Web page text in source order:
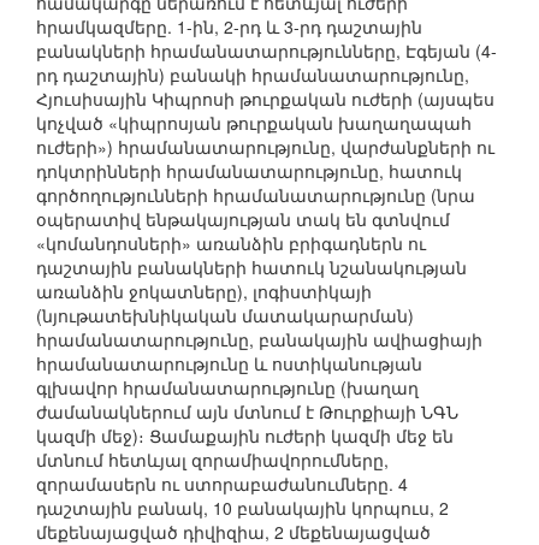
հրամկազմերը. 1-ին, 2-րդ և 3-րդ դաշտային
բանակների հրամանատարությունները, Էգեյան (4-
րդ դաշտային) բանակի հրամանատարությունը,
Հյուսիսային Կիպրոսի թուրքական ուժերի (այսպես
կոչված «կիպրոսյան թուրքական խաղաղապահ
ուժերի») հրամանատարությունը, վարժանքների ու
դոկտրինների հրամանատարությունը, հատուկ
գործողությունների հրամանատարությունը (նրա
օպերատիվ ենթակայության տակ են գտնվում
«կոմանդոսների» առանձին բրիգադներն ու
դաշտային բանակների հատուկ նշանակության
առանձին ջոկատները), լոգիստիկայի
(նյութատեխնիկական մատակարարման)
հրամանատարությունը, բանակային ավիացիայի
հրամանատարությունը և ոստիկանության
գլխավոր հրամանատարությունը (խաղաղ
ժամանակներում այն մտնում է Թուրքիայի ՆԳՆ
կազմի մեջ)։ Ցամաքային ուժերի կազմի մեջ են
մտնում հետևյալ զորամիավորումները,
զորամասերն ու ստորաբաժանումները. 4
դաշտային բանակ, 10 բանակային կորպուս, 2
մեքենայացված դիվիզիա, 2 մեքենայացված